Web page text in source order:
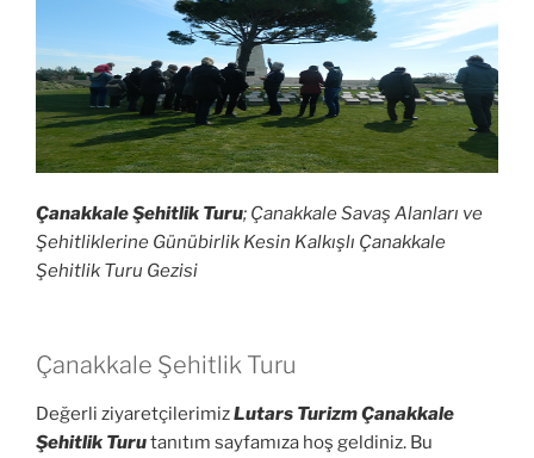
Çanakkale Şehitlik Turu; Çanakkale Savaş Alanları ve
Şehitliklerine Günübirlik Kesin Kalkışlı Çanakkale
Şehitlik Turu Gezisi
Çanakkale Şehitlik Turu
Değerli ziyaretçilerimizLutars Turizm Çanakkale
Şehitlik Turutanıtım sayfamıza hoş geldiniz. Bu